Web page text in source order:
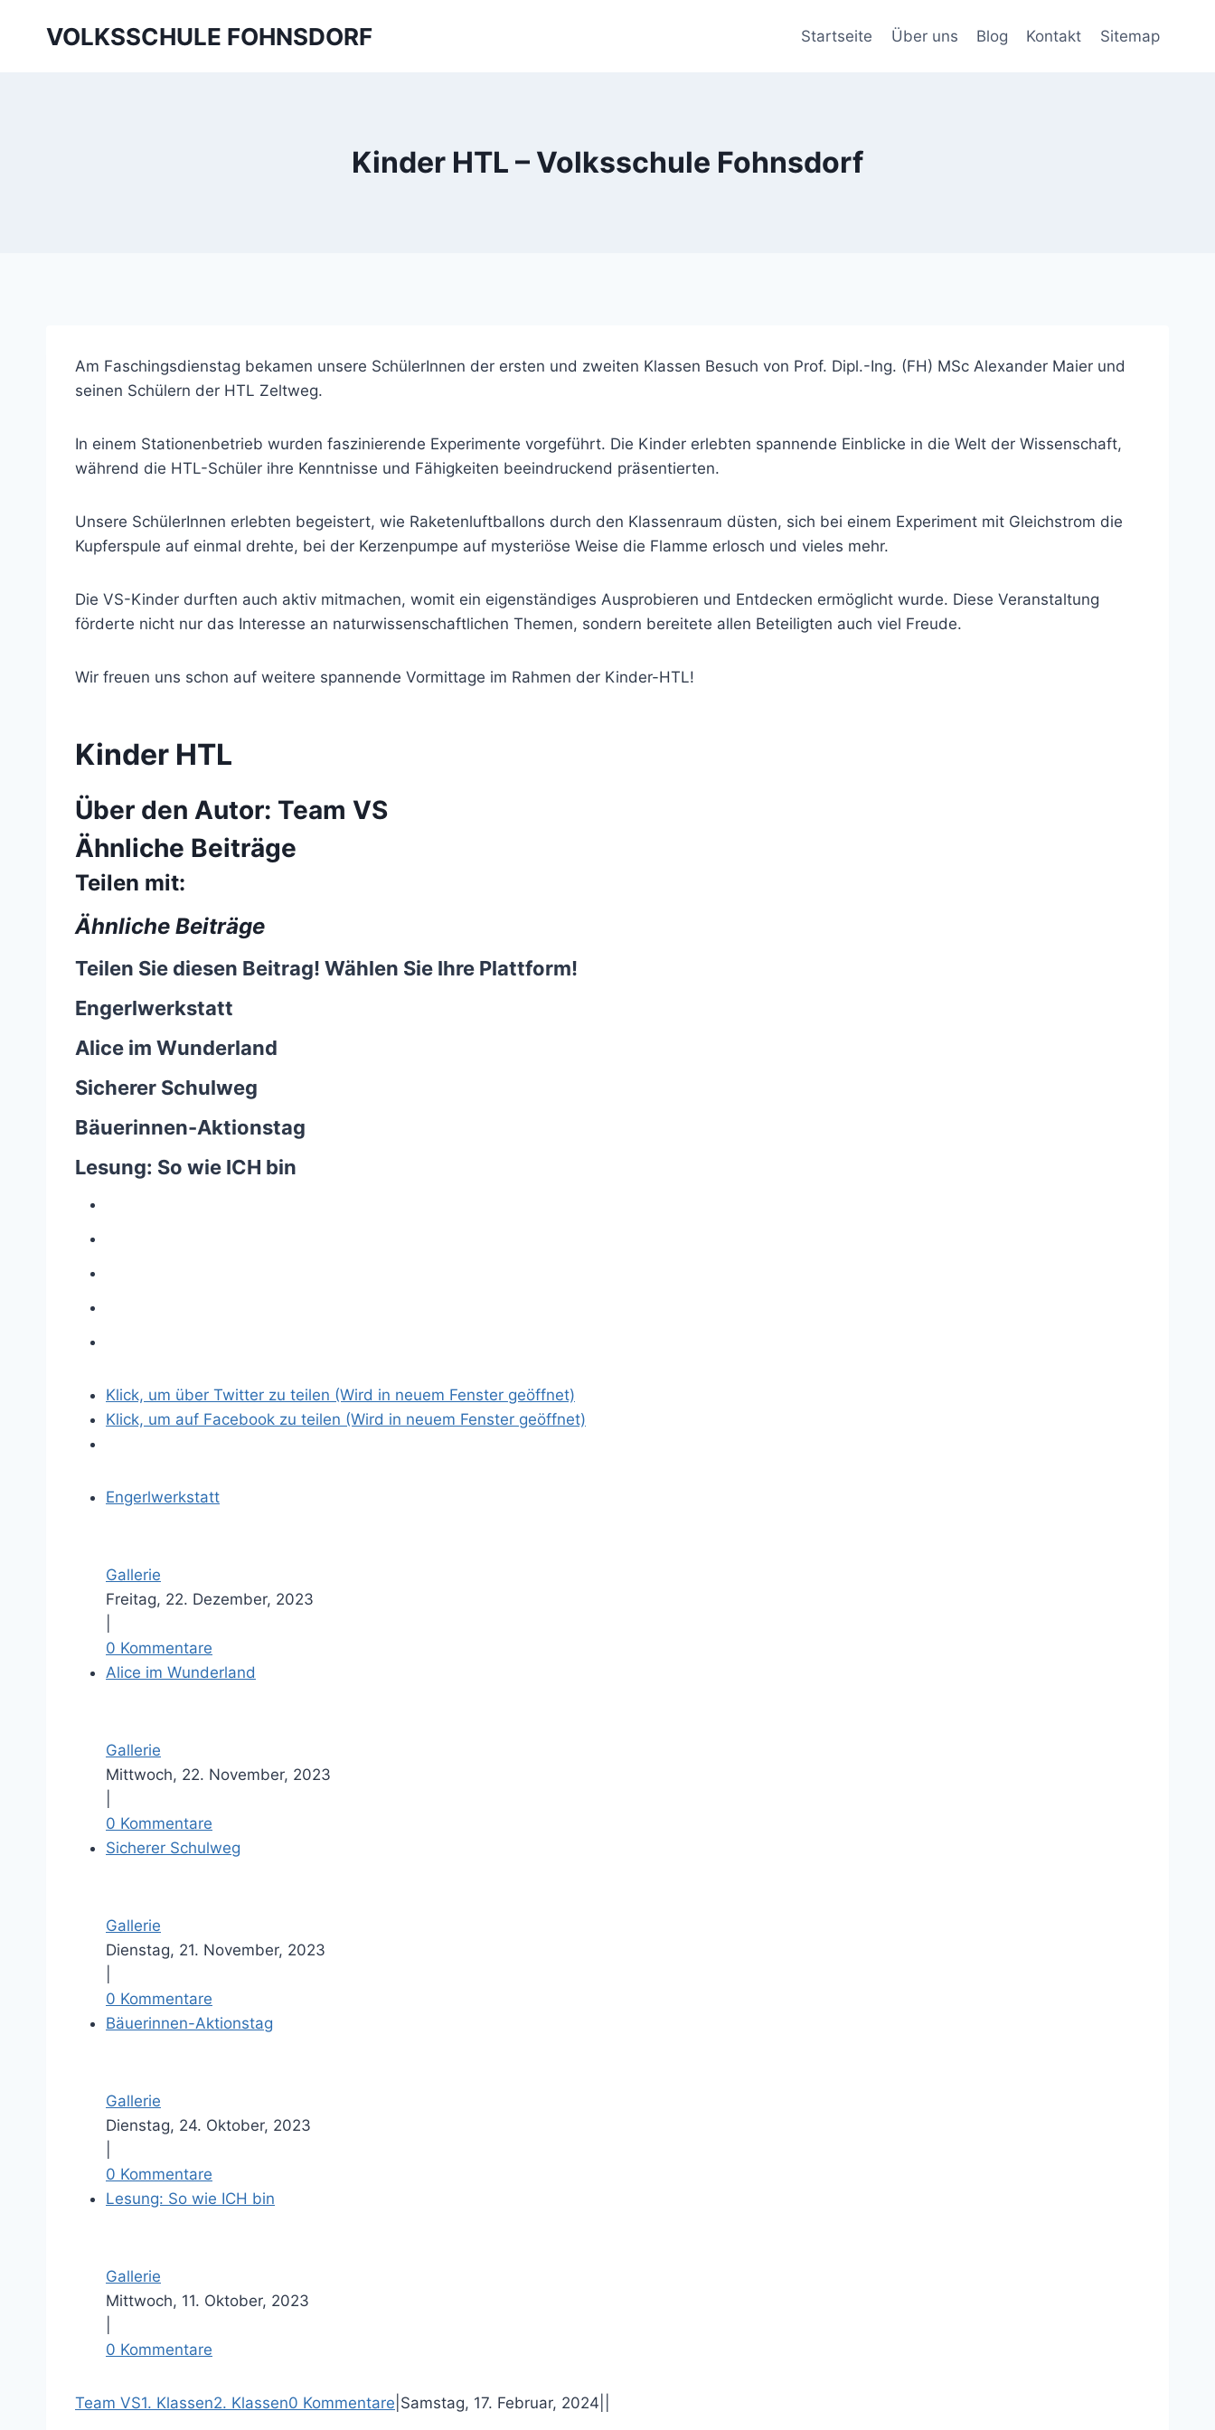
VOLKSSCHULE FOHNSDORF Startseite Über uns Blog Kontakt Sitemap
Kinder HTL – Volksschule Fohnsdorf
Am Faschingsdienstag bekamen unsere SchülerInnen der ersten und zweiten Klassen Besuch von Prof. Dipl.-Ing. (FH) MSc Alexander Maier und
seinen Schülern der HTL Zeltweg.
In einem Stationenbetrieb wurden faszinierende Experimente vorgeführt. Die Kinder erlebten spannende Einblicke in die Welt der Wissenschaft,
während die HTL-Schüler ihre Kenntnisse und Fähigkeiten beeindruckend präsentierten.
Unsere SchülerInnen erlebten begeistert, wie Raketenluftballons durch den Klassenraum düsten, sich bei einem Experiment mit Gleichstrom die
Kupferspule auf einmal drehte, bei der Kerzenpumpe auf mysteriöse Weise die Flamme erlosch und vieles mehr.
Die VS-Kinder durften auch aktiv mitmachen, womit ein eigenständiges Ausprobieren und Entdecken ermöglicht wurde. Diese Veranstaltung
förderte nicht nur das Interesse an naturwissenschaftlichen Themen, sondern bereitete allen Beteiligten auch viel Freude.
Wir freuen uns schon auf weitere spannende Vormittage im Rahmen der Kinder-HTL!
Kinder HTL
Über den Autor: Team VS
Ähnliche Beiträge
Teilen mit:
Ähnliche Beiträge
Teilen Sie diesen Beitrag! Wählen Sie Ihre Plattform!
Engerlwerkstatt
Alice im Wunderland
Sicherer Schulweg
Bäuerinnen-Aktionstag
Lesung: So wie ICH bin
Klick, um über Twitter zu teilen (Wird in neuem Fenster geöffnet)
Klick, um auf Facebook zu teilen (Wird in neuem Fenster geöffnet)
Engerlwerkstatt
Gallerie
Freitag, 22. Dezember, 2023
0 Kommentare
Alice im Wunderland
Gallerie
Mittwoch, 22. November, 2023
0 Kommentare
Sicherer Schulweg
Gallerie
Dienstag, 21. November, 2023
0 Kommentare
Bäuerinnen-Aktionstag
Gallerie
Dienstag, 24. Oktober, 2023
0 Kommentare
Lesung: So wie ICH bin
Gallerie
Mittwoch, 11. Oktober, 2023
0 Kommentare
Team VS1. Klassen2. Klassen0 Kommentare FTPESamstag, 17. Februar, 2024